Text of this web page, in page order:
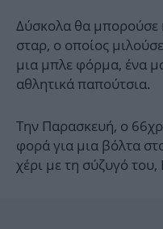
Δύσκολα θα μπορούσε
σταρ, ο οποίος
μια μπλε φόρμα, ένα
αθλητικά παπούτσια.
Την Παρασκευή, ο
φορά για μια βόλτα
χέρι με τη σύζυγό